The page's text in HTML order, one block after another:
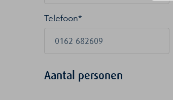
Telefoon*
Aantal personen